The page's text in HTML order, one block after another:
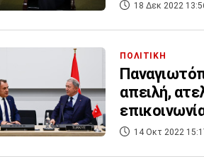
18 Δεκ 2022
ΠΟΛΙΤΙΚΗ
απειλή,
14 Οκτ 2022